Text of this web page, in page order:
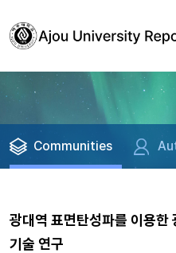
Communities
광대역 표면탄성파를 이용한
기술 연구